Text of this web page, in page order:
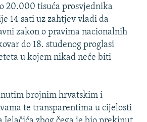
BIH
20.000 tisuća prosvjednika
14 sati uz zahtjev vladi da
zakon o pravima nacionalnih
do 18. studenog proglasi
u kojem nikad neće biti
brojnim hrvatskim i
te transparentima u cijelosti